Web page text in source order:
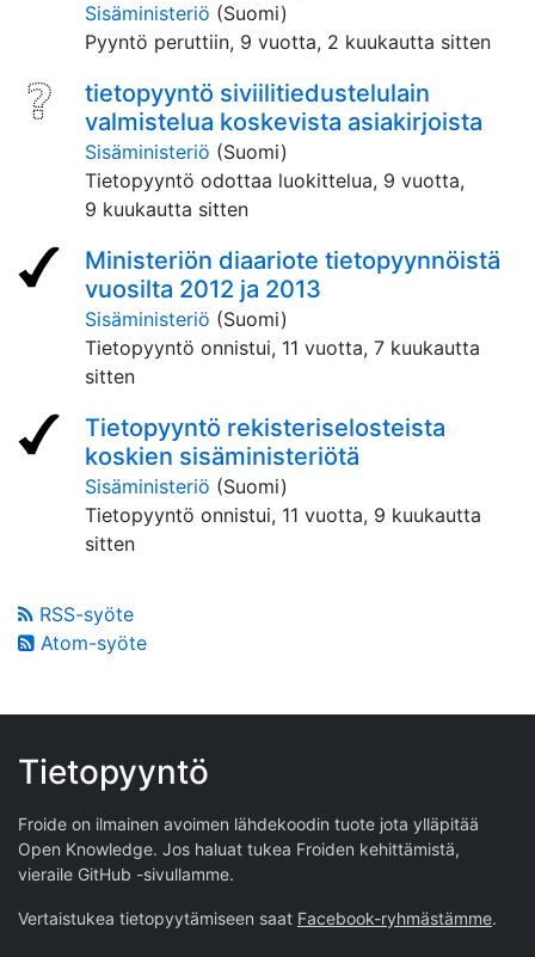
Sisäministeriö (Suomi)
Pyyntö peruttiin, 9 vuotta, 2 kuukautta sitten
tietopyyntö siviilitiedustelulain
valmistelua koskevista asiakirjoista
Sisäministeriö (Suomi)
Tietopyyntö odottaa luokittelua, 9 vuotta,
9 kuukautta sitten
Ministeriön diaariote tietopyynnöistä
vuosilta 2012 ja 2013
Sisäministeriö (Suomi)
Tietopyyntö onnistui, 11 vuotta, 7 kuukautta
sitten
Tietopyyntö rekisteriselosteista
koskien sisäministeriötä
Sisäministeriö (Suomi)
Tietopyyntö onnistui, 11 vuotta, 9 kuukautta
sitten
RSS-syöte
Atom-syöte
Tietopyyntö
Froide on ilmainen avoimen lähdekoodin tuote jota ylläpitää
Open Knowledge. Jos haluat tukea Froiden kehittämistä,
vieraile GitHub -sivullamme.
Vertaistukea tietopyytämiseen saat Facebook-ryhmästämme.